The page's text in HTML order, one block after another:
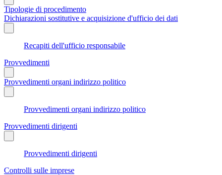
Tipologie di procedimento
Dichiarazioni sostitutive e acquisizione d'ufficio dei dati
Recapiti dell'ufficio responsabile
Provvedimenti
Provvedimenti organi indirizzo politico
Provvedimenti organi indirizzo politico
Provvedimenti dirigenti
Provvedimenti dirigenti
Controlli sulle imprese